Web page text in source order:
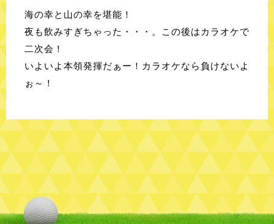
海の幸と山の幸を堪能！
夜も飲みすぎちゃった・・・。この後はカラオケで
二次会！
いよいよ本領発揮だぁー！カラオケなら負けないよ
ぉ～！